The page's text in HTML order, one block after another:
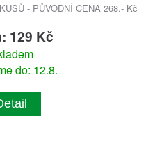
- PŮVODNÍ CENA 268.- Kč
129 Kč
do: 12.8.